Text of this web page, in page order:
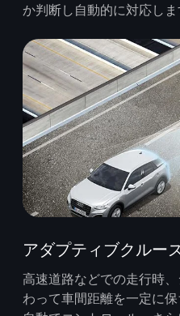
か判断し自動的に対応しま
アダプティブクルー
高速道路などでの走行時
わって車間距離を一定に